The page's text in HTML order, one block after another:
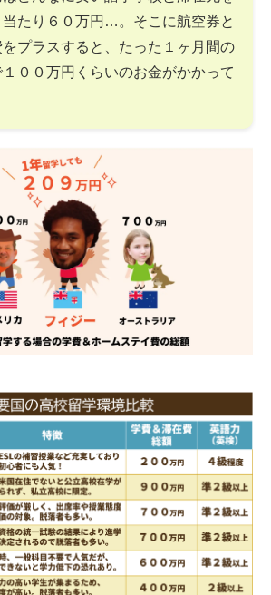
たり６０万円…。そこに航空券と
プラスすると、たった１ヶ月間の
００万円くらいのお金がかかって